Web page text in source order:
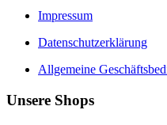
Impressum
Datenschutzerklärung
Allgemeine
Unsere Shops